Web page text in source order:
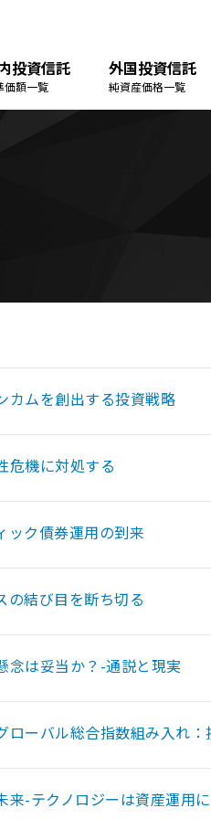
投資信託
価額一覧
外国投資信託
純資産価格一覧
カムを創出する投資戦略
危機に対処する
ック債券運用の到来
の結び目を断ち切る
念は妥当か？-通説と現実
ローバル総合指数組み入れ
来-テクノロジーは資産運用